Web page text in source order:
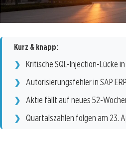
Kurz & knapp:
Kritische SQL-Injection-Lücke in
Autorisierungsfehler in SAP
Aktie fällt auf neues 52-
Quartalszahlen folgen am 23.